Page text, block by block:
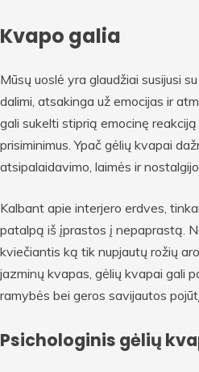
Kvapo galia
Mūsų uoslė yra glaudžiai susijusi
dalimi, atsakinga už emocijas ir
gali sukelti stiprią emocinę
prisiminimus. Ypač gėlių kvapai
atsipalaidavimo, laimės ir
Kalbant apie interjero erdves,
patalpą iš įprastos į nepaprastą.
kviečiantis ką tik nupjautų rožių
jazminų kvapas, gėlių kvapai gali
ramybės bei geros savijautos
Psichologinis gėlių